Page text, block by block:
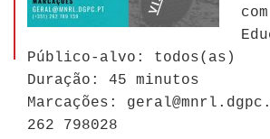
Público-alvo: todos(as)
Duração: 45 minutos
Marcações:
262 798028